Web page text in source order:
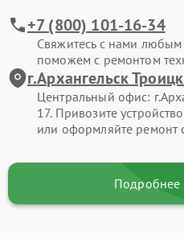
+7 (800) 101-16-34
Свяжитесь с нами
поможем с ремонтом
г.Архангельск
Центральный офис:
17. Привозите
или оформляйте ремонт
Подробнее